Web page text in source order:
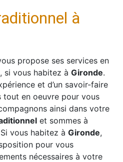
à
propose ses services en
, si vous habitez à Gironde.
et d’un savoir-faire
tout en oeuvre pour vous
ainsi dans votre
et sommes à
vous habitez à Gironde,
pour vous
nécessaires à votre